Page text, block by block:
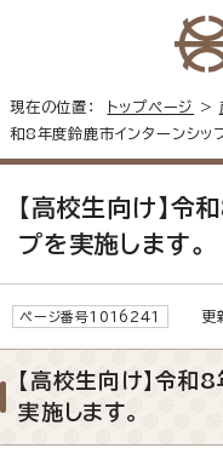
現在の位置： トップページ >
和8年度鈴鹿市インターンシッ
【高校生向け】令
プを実施します。
ページ番号1016241 更
【高校生向け】令和
実施します。